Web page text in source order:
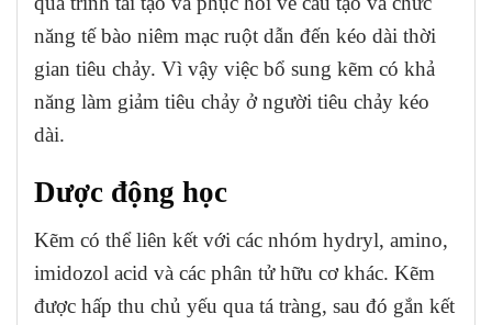
năng tế bào niêm mạc ruột dẫn đến kéo dài thời
gian tiêu chảy. Vì vậy việc bổ sung kẽm có khả
năng làm giảm tiêu chảy ở người tiêu chảy kéo
dài.
Dược động học
Kẽm có thể liên kết với các nhóm hydryl, amino,
imidozol acid và các phân tử hữu cơ khác. Kẽm
được hấp thu chủ yếu qua tá tràng, sau đó gắn kết